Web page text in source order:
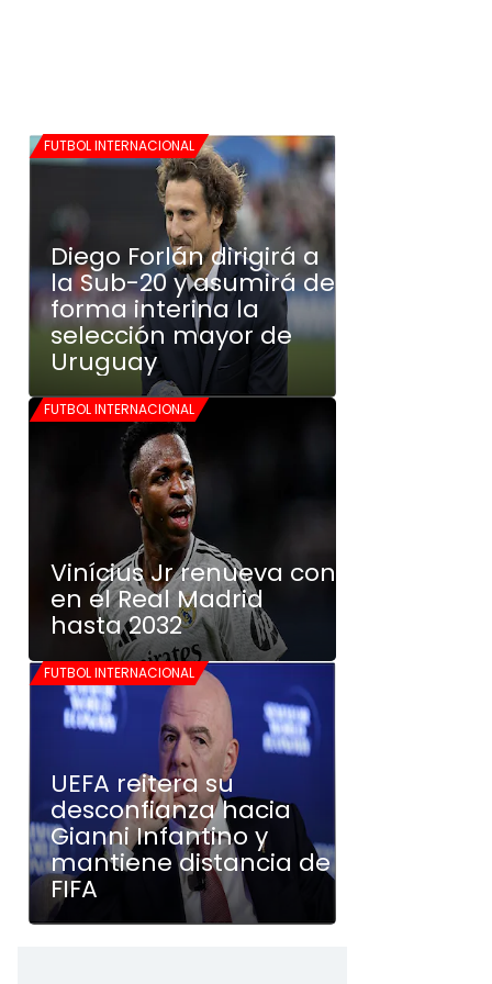
FUTBOL INTERNACIONAL
Diego Forlán dirigirá a
la Sub-20 y asumirá de
forma interina la
selección mayor de
Uruguay
FUTBOL INTERNACIONAL
Vinícius Jr renueva con
en el Real Madrid
hasta 2032
FUTBOL INTERNACIONAL
UEFA reitera su
desconfianza hacia
Gianni Infantino y
mantiene distancia de
FIFA